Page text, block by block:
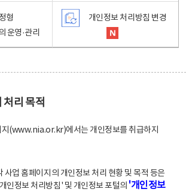
형
운영·관리
개인정보 처리방침 변경
리 목적
지(www.nia.or.kr)에서는 개인정보를 취급하지
사업 홈페이지의 개인정보 처리 현황 및 목적 등은
인정보 처리방침' 및 개인정보 포털의 '개인정보